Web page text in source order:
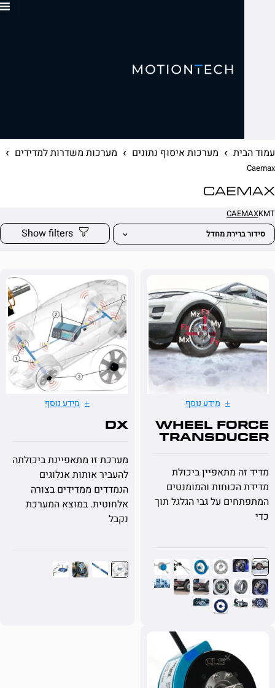
מערכות איסוף נתונים מערכות משדרות למדידים
מחדל
מידע נוסף
Wheel
מתאפיין ביכולת
והמומנטים
על גבי הגלגל תוך
מידע נוסף
Dx
מערכת זו מתאפיינת ביכולתה
להעביר אותות אנלוגים
הנמדדים ממדידים בצורה
אלחוטית. במוצא המערכת